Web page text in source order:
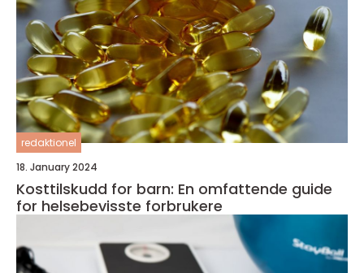
redaktionel
18. January 2024
Kosttilskudd for barn: En omfattende guide
for helsebevisste forbrukere